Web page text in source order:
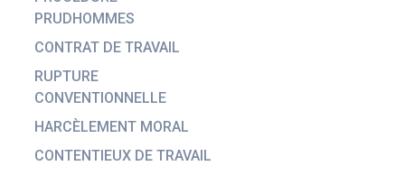
PRUDHOMMES
CONTRAT DE TRAVAIL
RUPTURE
CONVENTIONNELLE
HARCÈLEMENT MORAL
CONTENTIEUX DE TRAVAIL